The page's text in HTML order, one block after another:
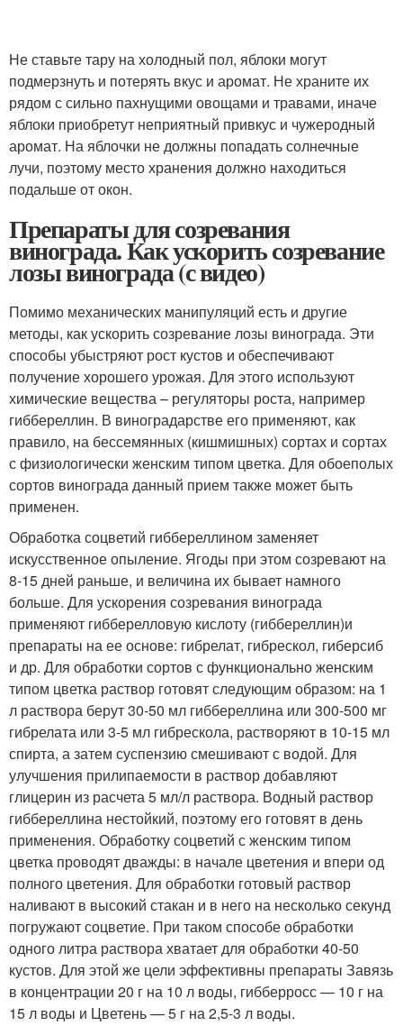
Не ставьте тару на холодный пол, яблоки могут
подмерзнуть и потерять вкус и аромат. Не храните их
рядом с сильно пахнущими овощами и травами, иначе
яблоки приобретут неприятный привкус и чужеродный
аромат. На яблочки не должны попадать солнечные
лучи, поэтому место хранения должно находиться
подальше от окон.
Препараты для созревания
винограда. Как ускорить созревание
лозы винограда (с видео)
Помимо механических манипуляций есть и другие
методы, как ускорить созревание лозы винограда. Эти
способы убыстряют рост кустов и обеспечивают
получение хорошего урожая. Для этого используют
химические вещества – регуляторы роста, например
гиббереллин. В виноградарстве его применяют, как
правило, на бессемянных (кишмишных) сортах и сортах
с физиологически женским типом цветка. Для обоеполых
сортов винограда данный прием также может быть
применен.
Обработка соцветий гиббереллином заменяет
искусственное опыление. Ягоды при этом созревают на
8-15 дней раньше, и величина их бывает намного
больше. Для ускорения созревания винограда
применяют гибберелловую кислоту (гиббереллин)и
препараты на ее основе: гибрелат, гибрескол, гиберсиб
и др. Для обработки сортов с функционально женским
типом цветка раствор готовят следующим образом: на 1
л раствора берут 30-50 мл гиббереллина или 300-500 мг
гибрелата или 3-5 мл гибрескола, растворяют в 10-15 мл
спирта, а затем суспензию смешивают с водой. Для
улучшения прилипаемости в раствор добавляют
глицерин из расчета 5 мл/л раствора. Водный раствор
гиббереллина нестойкий, поэтому его готовят в день
применения. Обработку соцветий с женским типом
цветка проводят дважды: в начале цветения и впери од
полного цветения. Для обработки готовый раствор
наливают в высокий стакан и в него на несколько секунд
погружают соцветие. При таком способе обработки
одного литра раствора хватает для обработки 40-50
кустов. Для этой же цели эффективны препараты Завязь
в концентрации 20 г на 10 л воды, гибберросс — 10 г на
15 л воды и Цветень — 5 г на 2,5-3 л воды.